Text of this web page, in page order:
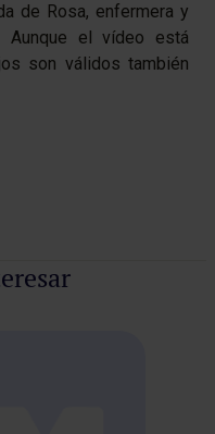
de Rosa, enfermera y
Aunque el vídeo está
son válidos también